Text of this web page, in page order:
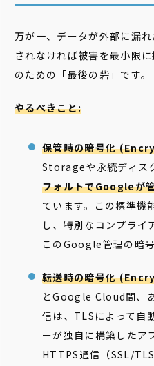
万が一、データが外部に漏
されなければ被害を最小限
のための「最後の砦」です。
やるべきこと:
保管時の暗号化
Storageや永続ディス
フォルトでGoogleが
ています。この標準機
し、特別なコンプライ
このGoogle管理の暗
転送時の暗号化
とGoogle Cloud間、
信は、TLSによって自
ーが独自に構築したア
HTTPS通信（SSL/